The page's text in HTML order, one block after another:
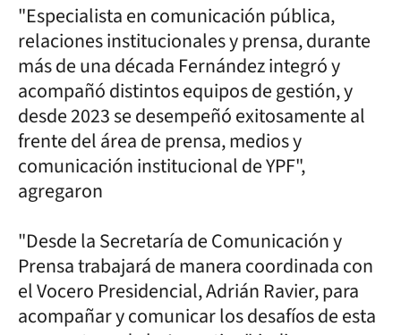
"Especialista en comunicación pública,
relaciones institucionales y prensa, durante
más de una década Fernández integró y
acompañó distintos equipos de gestión, y
desde 2023 se desempeñó exitosamente al
frente del área de prensa, medios y
comunicación institucional de YPF",
agregaron
"Desde la Secretaría de Comunicación y
Prensa trabajará de manera coordinada con
el Vocero Presidencial, Adrián Ravier, para
acompañar y comunicar los desafíos de esta